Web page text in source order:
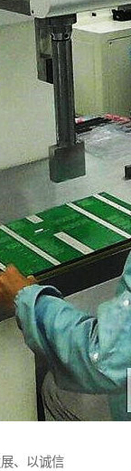
、以诚信